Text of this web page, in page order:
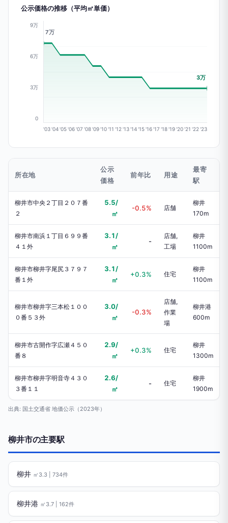
公示価格の推移（平均㎡単価）
9万
6万
3万
0
7万
3万
'03'04'05'06'07 '08'09'10'11 '12 '13'14'15'16'17 '18'19'20'21 '22 '23
所在地
公示
価格
前年比 用途
最寄
駅
柳井市中央２丁目２０７番
２
5.5/
㎡
-0.5% 店舗
柳井
170m
柳井市南浜１丁目６９９番
４１外
3.1/
㎡
-
店舗,
工場
柳井
1100m
柳井市柳井字尾尻３７９７
番１外
3.1/
㎡
+0.3% 住宅
柳井
1100m
柳井市柳井字三本松１００
０番５３外
3.0/
㎡
-0.3%
店舗,
作業
場
柳井港
600m
柳井市古開作字広瀬４５０
番８
2.9/
㎡
+0.3% 住宅
柳井
1300m
柳井市柳井字明音寺４３０
３番１１
2.6/
㎡
- 住宅
柳井
1900m
出典: 国土交通省 地価公示（2023年）
柳井市の主要駅
柳井 ㎡3.3 | 734件
柳井港 ㎡3.7 | 162件